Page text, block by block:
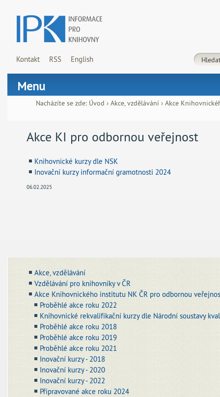
Kontakt RSS English
Menu
Nacházíte se zde: Úvod › Akce, vzdělávání › Akce
Akce KI pro odbornou veřejnost
Knihovnické kurzy dle NSK
Inovační kurzy informační gramotnosti 2024
06.02.2025
Akce, vzdělávání
Vzdělávání pro knihovníky v ČR
Akce Knihovnického institutu NK ČR pro odbornou
Proběhlé akce roku 2022
Knihovnické rekvalifikační kurzy dle Národní soustavy
Proběhlé akce roku 2018
Proběhlé akce roku 2019
Proběhlé akce roku 2021
Inovační kurzy - 2018
Inovační kurzy - 2020
Inovační kurzy - 2022
Připravované akce roku 2024